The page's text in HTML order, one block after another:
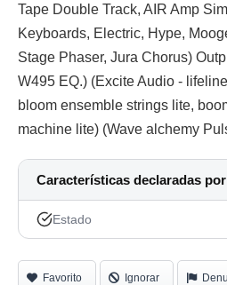
Tape Double Track, AIR Amp
Keyboards, Electric, Hype,
Stage Phaser, Jura Chorus)
W495 EQ.) (Excite Audio -
bloom ensemble strings lite,
machine lite) (Wave alchemy
Características declaradas
Estado
Favorito Ignorar